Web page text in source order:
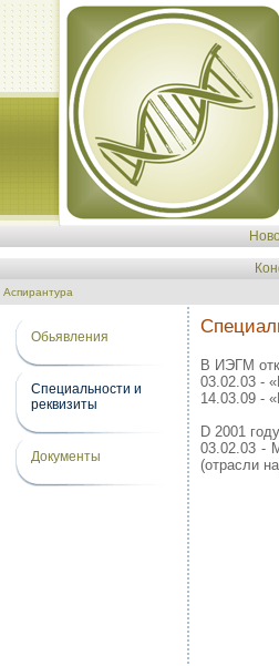
Аспирантура
Обьявления
Специальности и
реквизиты
Документы
В ИЭГМ
03.02.03 -
14.03.09 -
D 2001
03.02.03 -
(отрасли